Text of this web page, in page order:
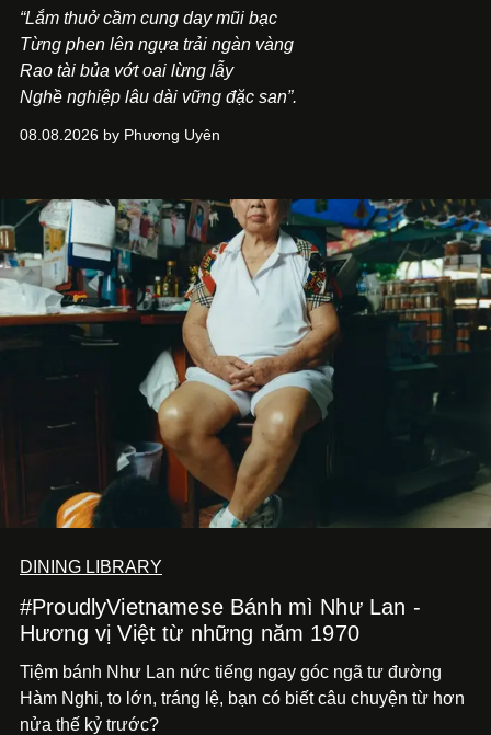
“Lắm thuở cầm cung day mũi bạc
Từng phen lên ngựa trải ngàn vàng
Rao tài bủa vớt oai lừng lẫy
Nghề nghiệp lâu dài vững đặc san”.
08.08.2026 by Phương Uyên
DINING LIBRARY
#ProudlyVietnamese Bánh mì Như Lan -
Hương vị Việt từ những năm 1970
Tiệm bánh Như Lan nức tiếng ngay góc ngã tư đường
Hàm Nghi, to lớn, tráng lệ, bạn có biết câu chuyện từ hơn
nửa thế kỷ trước?